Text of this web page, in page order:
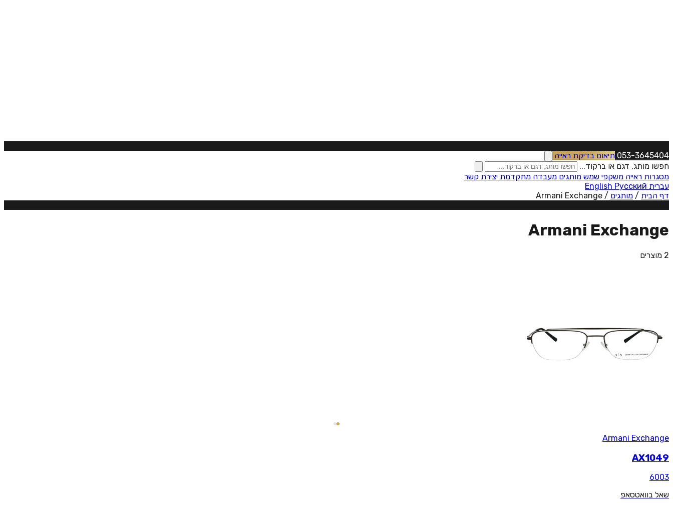
053-3645404 תיאום בדיקת ראייה
חפשו מותג, דגם או ברקוד...
מסגרות ראייה משקפי שמש מותגים מעבדה מתקדמת יצירת קשר
עברית
English Русский
דף הבית / מותגים /
Armani Exchange
Armani Exchange
2 מוצרים
Armani Exchange
AX1049
6003
שאל בוואטסאפ